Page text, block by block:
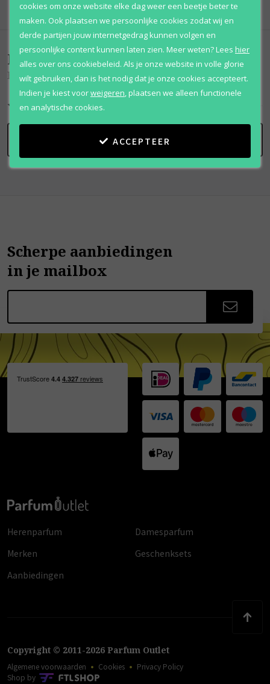
Beoordelingen (0)
Bedour Extrait
SCHRIJF BEOORDELING
Scherpe aanbiedingen
in je mailbox
Herenparfum
Damesparfum
Merken
Geschenksets
Aanbiedingen
Copyright © 2011-2026 Parfum Outlet
Algemene voorwaarden Cookies
Privacy Policy
Shop by
cookies om onze website elke dag weer een beetje beter te
maken. Ook plaatsen we persoonlijke cookies zodat wij en
derde partijen jouw internetgedrag kunnen volgen en
persoonlijke content kunnen laten zien. Meer weten?Lees hier
alles over ons cookiebeleid. Als je onze website in volle glorie
wilt gebruiken, dan is het nodig dat je onze cookies accepteert.
Indien je kiest voorweigeren,plaatsen we alleen functionele
en analytische cookies.
ACCEPTEER